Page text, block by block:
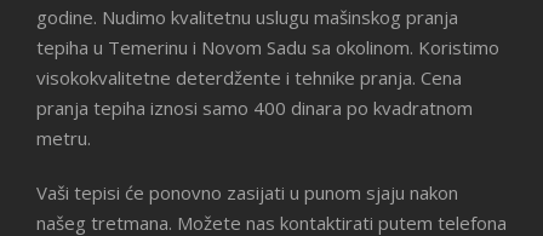
godine. Nudimo kvalitetnu uslugu mašinskog pranja
tepiha u Temerinu i Novom Sadu sa okolinom. Koristimo
visokokvalitetne deterdžente i tehnike pranja. Cena
pranja tepiha iznosi samo 400 dinara po kvadratnom
metru.
Vaši tepisi će ponovno zasijati u punom sjaju nakon
našeg tretmana. Možete nas kontaktirati putem telefona